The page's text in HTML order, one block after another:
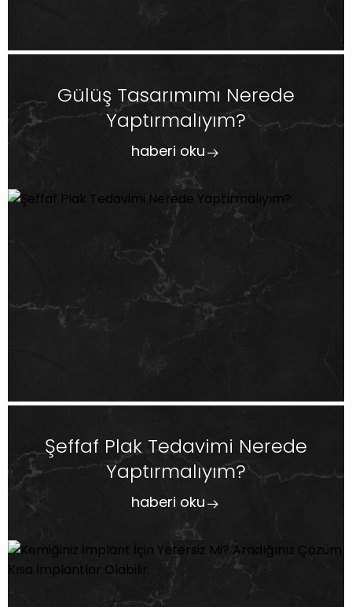
Gülüş Tasarımımı Nerede
Yaptırmalıyım?
haberi oku
Şeffaf Plak Tedavimi Nerede
Yaptırmalıyım?
haberi oku